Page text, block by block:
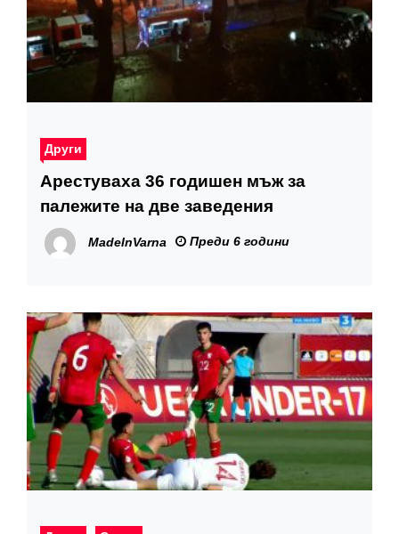
Други
Арестуваха 36 годишен мъж за
палежите на две заведения
MadeInVarna Преди 6 години